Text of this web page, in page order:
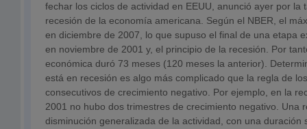
fechar los ciclos de actividad en EEUU, anunció ayer por la
recesión de la economía americana. Según el NBER, el
en diciembre de 2007, lo que supuso el final de una etapa
en noviembre de 2001 y, el principio de la recesión. Por
económica duró 73 meses (120 meses la anterior).
está en recesión es algo más complicado que la regla de
consecutivos de crecimiento negativo. Por ejemplo, en la
2001 no hubo dos trimestres de crecimiento negativo. Una
disminución generalizada de la actividad, con una duración